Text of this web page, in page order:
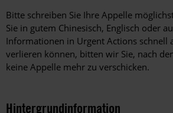
Bitte schreiben Sie Ihre Appelle
Sie in gutem Chinesisch, Englisch oder
Informationen in Urgent Actions schnell
verlieren können, bitten wir Sie, nach
keine Appelle mehr zu verschicken.
Hintergrundinformation